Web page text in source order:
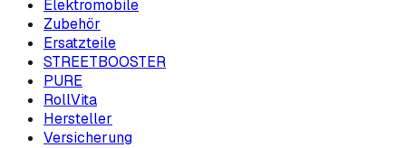
Elektromobile
Zubehör
Ersatzteile
STREETBOOSTER
PURE
RollVita
Hersteller
Versicherung